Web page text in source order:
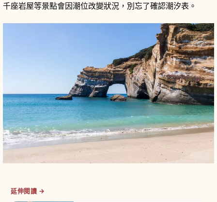
千座岩屋等景點會因潮位改變狀況，別忘了確認潮汐表。
延伸閱讀 →